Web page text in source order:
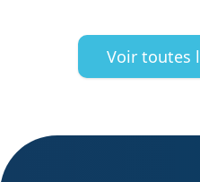
Voir toutes